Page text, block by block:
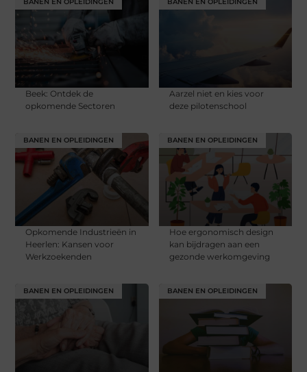
BANEN EN OPLEIDINGEN
Beek: Ontdek de
opkomende Sectoren
BANEN EN OPLEIDINGEN
Aarzel niet en kies voor
deze pilotenschool
BANEN EN OPLEIDINGEN
Opkomende Industrieën in
Heerlen: Kansen voor
Werkzoekenden
BANEN EN OPLEIDINGEN
Hoe ergonomisch design
kan bijdragen aan een
gezonde werkomgeving
BANEN EN OPLEIDINGEN BANEN EN OPLEIDINGEN